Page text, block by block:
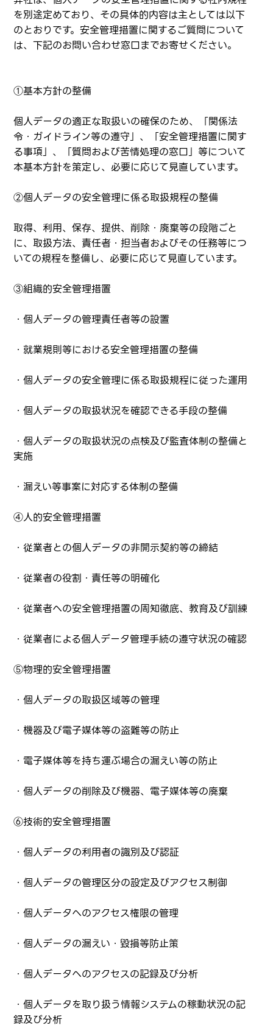
を別途定めており、その具体的内容は主としては以下
のとおりです。安全管理措置に関するご質問について
は、下記のお問い合わせ窓口までお寄せください。
①基本方針の整備
個人データの適正な取扱いの確保のため、「関係法
令・ガイドライン等の遵守」、「安全管理措置に関す
る事項」、「質問および苦情処理の窓口」等について
本基本方針を策定し、必要に応じて見直しています。
②個人データの安全管理に係る取扱規程の整備
取得、利用、保存、提供、削除・廃棄等の段階ごと
に、取扱方法、責任者・担当者およびその任務等につ
いての規程を整備し、必要に応じて見直しています。
③組織的安全管理措置
・個人データの管理責任者等の設置
・就業規則等における安全管理措置の整備
・個人データの安全管理に係る取扱規程に従った運用
・個人データの取扱状況を確認できる手段の整備
・個人データの取扱状況の点検及び監査体制の整備と
実施
・漏えい等事案に対応する体制の整備
④人的安全管理措置
・従業者との個人データの非開示契約等の締結
・従業者の役割・責任等の明確化
・従業者への安全管理措置の周知徹底、教育及び訓練
・従業者による個人データ管理手続の遵守状況の確認
⑤物理的安全管理措置
・個人データの取扱区域等の管理
・機器及び電子媒体等の盗難等の防止
・電子媒体等を持ち運ぶ場合の漏えい等の防止
・個人データの削除及び機器、電子媒体等の廃棄
⑥技術的安全管理措置
・個人データの利用者の識別及び認証
・個人データの管理区分の設定及びアクセス制御
・個人データへのアクセス権限の管理
・個人データの漏えい・毀損等防止策
・個人データへのアクセスの記録及び分析
・個人データを取り扱う情報システムの稼動状況の記
録及び分析